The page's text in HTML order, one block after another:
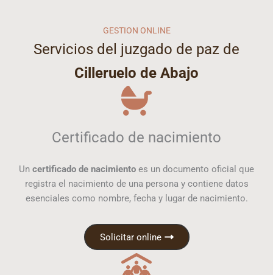
GESTION ONLINE
Servicios del juzgado de paz de
Cilleruelo de Abajo
Certificado de nacimiento
Un certificado de nacimiento es un documento oficial que
registra el nacimiento de una persona y contiene datos
esenciales como nombre, fecha y lugar de nacimiento.
Solicitar online